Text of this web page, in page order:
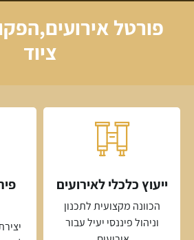
פורטל
ציוד
ייעוץ כלכלי לאירועים
הכוונה מקצועית לתכנון
וניהול פיננסי יעיל עבור